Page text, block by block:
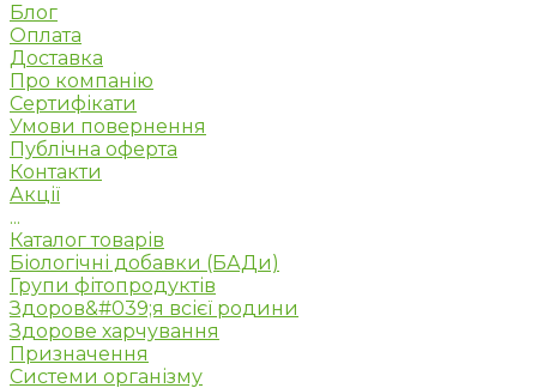
Блог
Оплата
Доставка
Про компанію
Сертифікати
Умови повернення
Публічна оферта
Контакти
Акції
...
Каталог товарів
Біологічні добавки (БАДи)
Групи фітопродуктів
Здоров&#039;я всієї родини
Здорове харчування
Призначення
Системи організму